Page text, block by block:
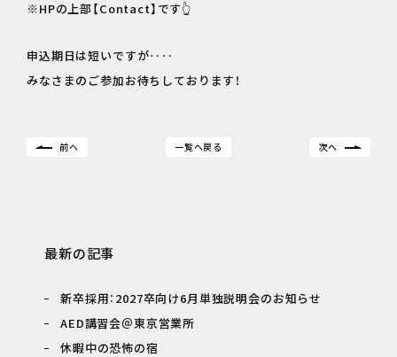
※HPの上部【Contact】です👆
申込期日は短いですが‥‥
みなさまのご参加お待ちしております！
前へ 一覧へ戻る 次へ
最新の記事
新卒採用：2027卒向け6月単独説明会のお知らせ
AED講習会＠東京営業所
休暇中の恐怖の宿